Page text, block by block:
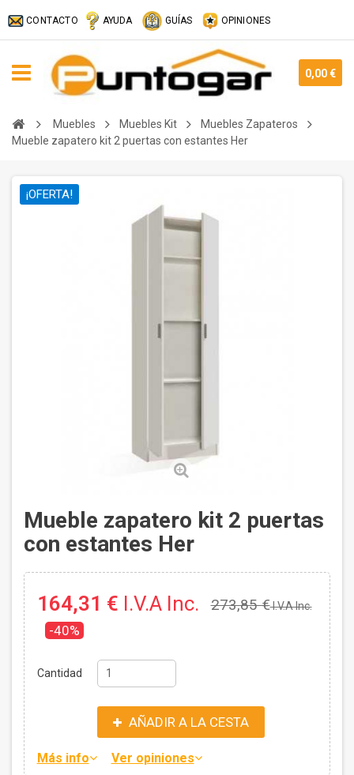
CONTACTO AYUDA GUÍAS OPINIONES
0,00 €
Muebles Muebles Kit
Muebles Zapateros
Mueble zapatero kit 2 puertas con estantes Her
¡OFERTA!
Mueble zapatero kit 2 puertas
con estantes Her
164,31 € I.V.A Inc. 273,85 €I.V.A Inc.
-40%
Cantidad
AÑADIR A LA CESTA
Más info Ver opiniones